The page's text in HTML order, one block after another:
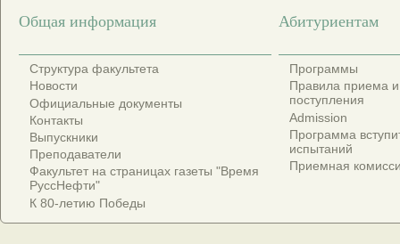
Общая информация
Структура факультета
Новости
Официальные документы
Контакты
Выпускники
Преподаватели
Факультет на страницах газеты "Время
РуссНефти"
К 80-летию Победы
Абитуриентам
Программы
Правила приема и
поступления
Admission
Программа
испытаний
Приемная